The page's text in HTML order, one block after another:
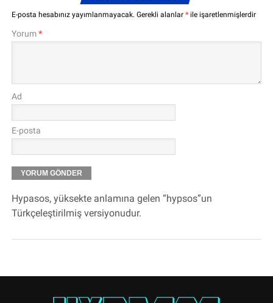
E-posta hesabınız yayımlanmayacak. Gerekli alanlar *ile işaretlenmişlerdir
Yorum*
Ad
E-posta
Hypasos, yüksekte anlamına gelen “hypsos”un
Türkçeleştirilmiş versiyonudur.